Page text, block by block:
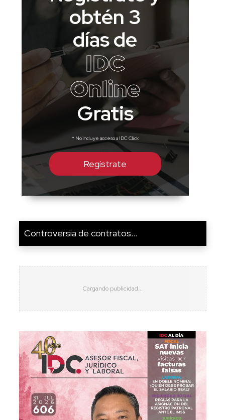
obtén 3
días de
IDC
Online
Gratis
* No incluye acceso a IDC Click
Regístrate
Controversia de contratos...